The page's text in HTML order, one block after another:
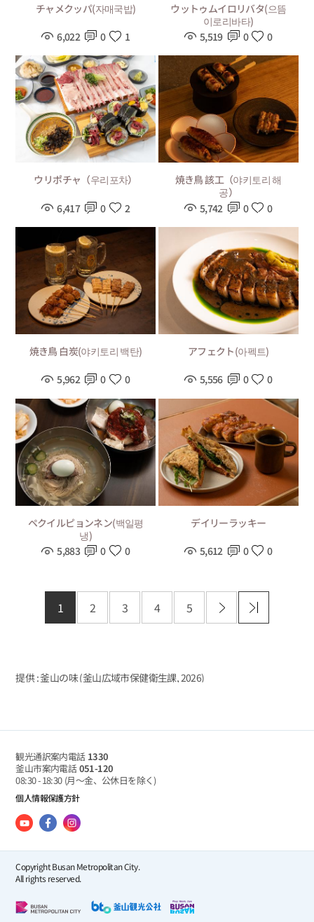
チャメクッパ(자매국밥)
6,022 0 1
ウットゥムイロリバタ(으뜸
이로리바타)
5,519
0 0
ウリポチャ（우리포차）
6,417 0 2
焼き鳥 該工（야키토리 해
공）
5,742
0 0
焼き鳥 白炭(야키토리 백탄)
5,962 0 0
アフェクト(아펙트)
5,556 0 0
ペクイルピョンネン(백일평
냉)
5,883
0 0
デイリーラッキー
5,612 0 0
1 2 3 4 5
提供 : 釜山の味 (釜山広域市保健衛生課, 2026)
観光通訳案内電話 1330
釜山市案内電話051-120
08:30 - 18:30 (月～金、公休日を除く)
個人情報保護方針
Copyright Busan Metropolitan City.
All rights reserved.